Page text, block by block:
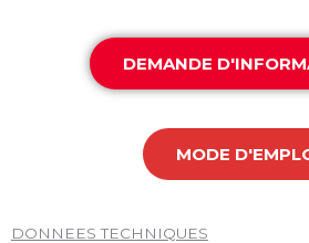
DEMANDE
MODE
DONNEES TECHNIQUES